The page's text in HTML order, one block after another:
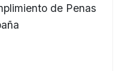
de Penas